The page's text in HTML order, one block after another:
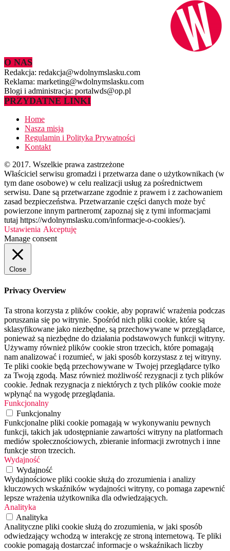
O NAS
Redakcja: redakcja@wdolnymslasku.com
Reklama: marketing@wdolnymslasku.com
Blogi i administracja: portalwds@op.pl
PRZYDATNE LINKI
Home
Nasza misja
Regulamin i Polityka Prywatności
Kontakt
© 2017. Wszelkie prawa zastrzeżone
Właściciel serwisu gromadzi i przetwarza dane o użytkownikach (w
tym dane osobowe) w celu realizacji usług za pośrednictwem
serwisu. Dane są przetwarzane zgodnie z prawem i z zachowaniem
zasad bezpieczeństwa. Przetwarzanie części danych może być
powierzone innym partnerom( zapoznaj się z tymi informacjami
tutaj https://wdolnymslasku.com/informacje-o-cookies/).
Ustawienia Akceptuję
Manage consent
Close
Privacy Overview
Ta strona korzysta z plików cookie, aby poprawić wrażenia podczas
poruszania się po witrynie. Spośród nich pliki cookie, które są
sklasyfikowane jako niezbędne, są przechowywane w przeglądarce,
ponieważ są niezbędne do działania podstawowych funkcji witryny.
Używamy również plików cookie stron trzecich, które pomagają
nam analizować i rozumieć, w jaki sposób korzystasz z tej witryny.
Te pliki cookie będą przechowywane w Twojej przeglądarce tylko
za Twoją zgodą. Masz również możliwość rezygnacji z tych plików
cookie. Jednak rezygnacja z niektórych z tych plików cookie może
wpłynąć na wygodę przeglądania.
Funkcjonalny
Funkcjonalny
Funkcjonalne pliki cookie pomagają w wykonywaniu pewnych
funkcji, takich jak udostępnianie zawartości witryny na platformach
mediów społecznościowych, zbieranie informacji zwrotnych i inne
funkcje stron trzecich.
Wydajność
Wydajność
Wydajnościowe pliki cookie służą do zrozumienia i analizy
kluczowych wskaźników wydajności witryny, co pomaga zapewnić
lepsze wrażenia użytkownika dla odwiedzających.
Analityka
Analityka
Analityczne pliki cookie służą do zrozumienia, w jaki sposób
odwiedzający wchodzą w interakcję ze stroną internetową. Te pliki
cookie pomagają dostarczać informacje o wskaźnikach liczby